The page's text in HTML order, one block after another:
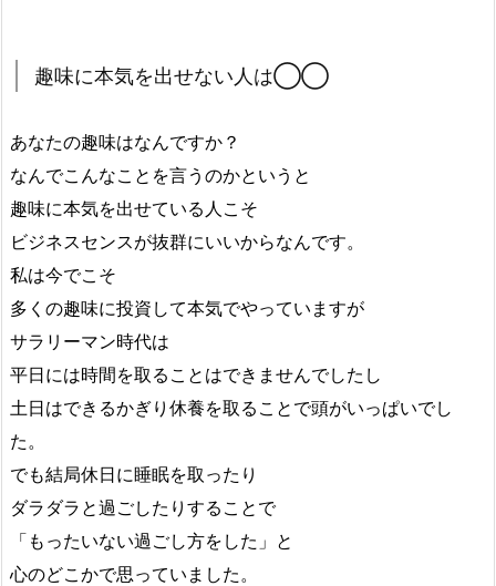
趣味に本気を出せない人は◯◯
あなたの趣味はなんですか？
なんでこんなことを言うのかというと
趣味に本気を出せている人こそ
ビジネスセンスが抜群にいいからなんです。
私は今でこそ
多くの趣味に投資して本気でやっていますが
サラリーマン時代は
平日には時間を取ることはできませんでしたし
土日はできるかぎり休養を取ることで頭がいっぱいでし
た。
でも結局休日に睡眠を取ったり
ダラダラと過ごしたりすることで
「もったいない過ごし方をした」と
心のどこかで思っていました。